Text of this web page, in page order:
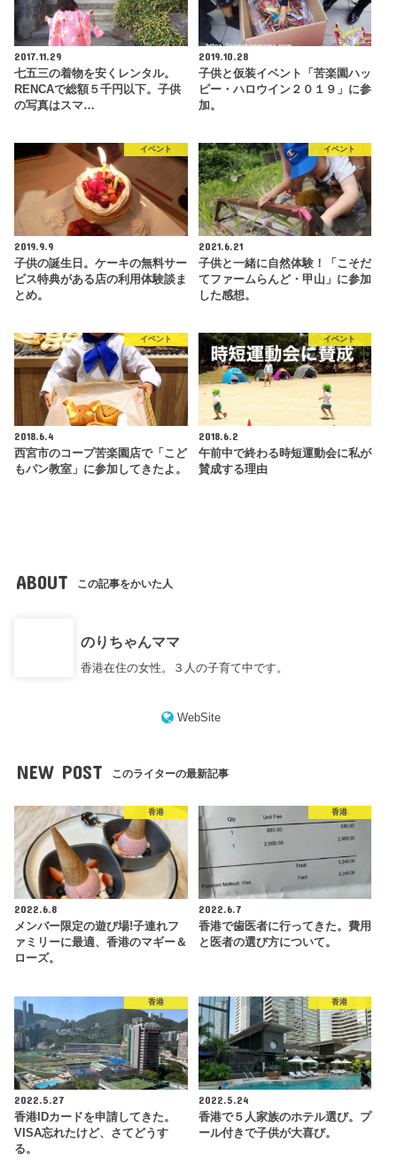
2017.11.29
七五三の着物を安くレンタル。
RENCAで総額５千円以下。子供
の写真はスマ…
2019.10.28
子供と仮装イベント「苦楽園ハッ
ピー・ハロウイン２０１９」に参
加。
イベント
2019.9.9
子供の誕生日。ケーキの無料サー
ビス特典がある店の利用体験談ま
とめ。
イベント
2021.6.21
子供と一緒に自然体験！「こそだ
てファームらんど・甲山」に参加
した感想。
イベント
2018.6.4
西宮市のコープ苦楽園店で「こど
もパン教室」に参加してきたよ。
イベント
2018.6.2
午前中で終わる時短運動会に私が
賛成する理由
ABOUT この記事をかいた人
のりちゃんママ
香港在住の女性。３人の子育て中です。
WebSite
NEW POST このライターの最新記事
香港
2022.6.8
メンバー限定の遊び場!子連れフ
ァミリーに最適、香港のマギー＆
ローズ。
香港
2022.6.7
香港で歯医者に行ってきた。費用
と医者の選び方について。
香港
2022.5.27
香港IDカードを申請してきた。
VISA忘れたけど、さてどうす
る。
香港
2022.5.24
香港で５人家族のホテル選び。プ
ール付きで子供が大喜び。